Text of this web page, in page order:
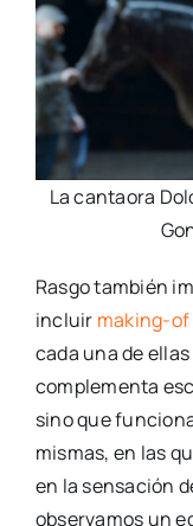
La cantaora
Rasgo también
incluir making-of
cada una de
complementa
sino que
mismas, en las
en la sensación
observamos un